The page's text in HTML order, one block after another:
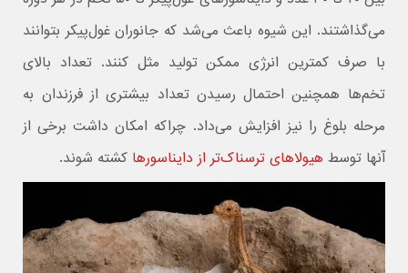
می‌گذاشتند. این شیوه باعث می‌شد که جانوران غول‌پیکر بتوانند
با صرف کمترین انرژی ممکن تولید مثل کنند. تعداد بالای
تخم‌ها همچنین احتمال رسیدن تعداد بیشتری از فرزندان به
مرحله بلوغ را نیز افزایش می‌داد. چراکه امکان داشت برخی از
آنها توسط هیولاهای ترسناک‌تر از دایناسورها کشته شوند.